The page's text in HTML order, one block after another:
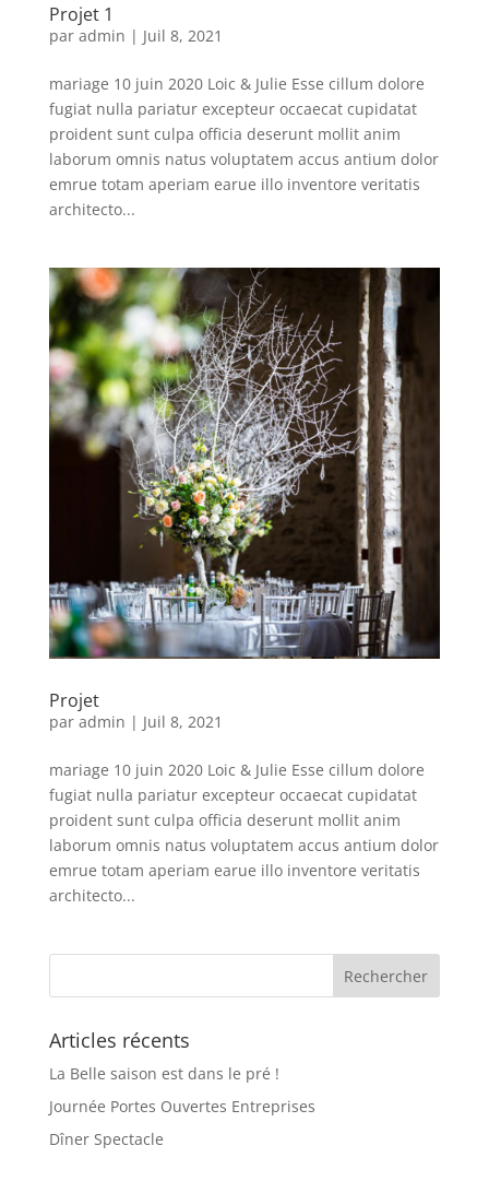
Projet 1
par admin | Juil 8, 2021
mariage 10 juin 2020 Loic & Julie Esse cillum dolore
fugiat nulla pariatur excepteur occaecat cupidatat
proident sunt culpa officia deserunt mollit anim
laborum omnis natus voluptatem accus antium dolor
emrue totam aperiam earue illo inventore veritatis
architecto...
Projet
par admin | Juil 8, 2021
mariage 10 juin 2020 Loic & Julie Esse cillum dolore
fugiat nulla pariatur excepteur occaecat cupidatat
proident sunt culpa officia deserunt mollit anim
laborum omnis natus voluptatem accus antium dolor
emrue totam aperiam earue illo inventore veritatis
architecto...
Articles récents
La Belle saison est dans le pré !
Journée Portes Ouvertes Entreprises
Dîner Spectacle